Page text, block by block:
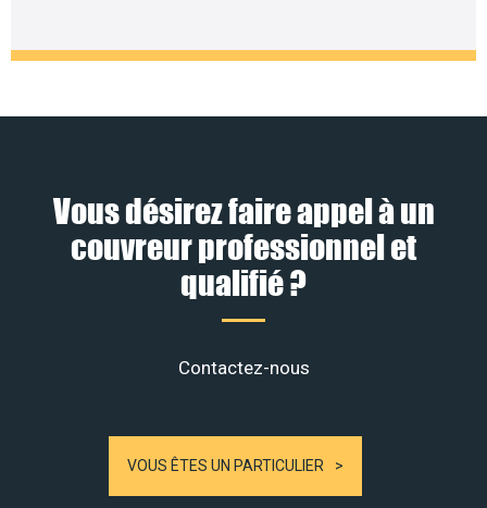
Vous désirez faire appel à un
couvreur professionnel et
qualifié ?
Contactez-nous
VOUS ÊTES UN PARTICULIER